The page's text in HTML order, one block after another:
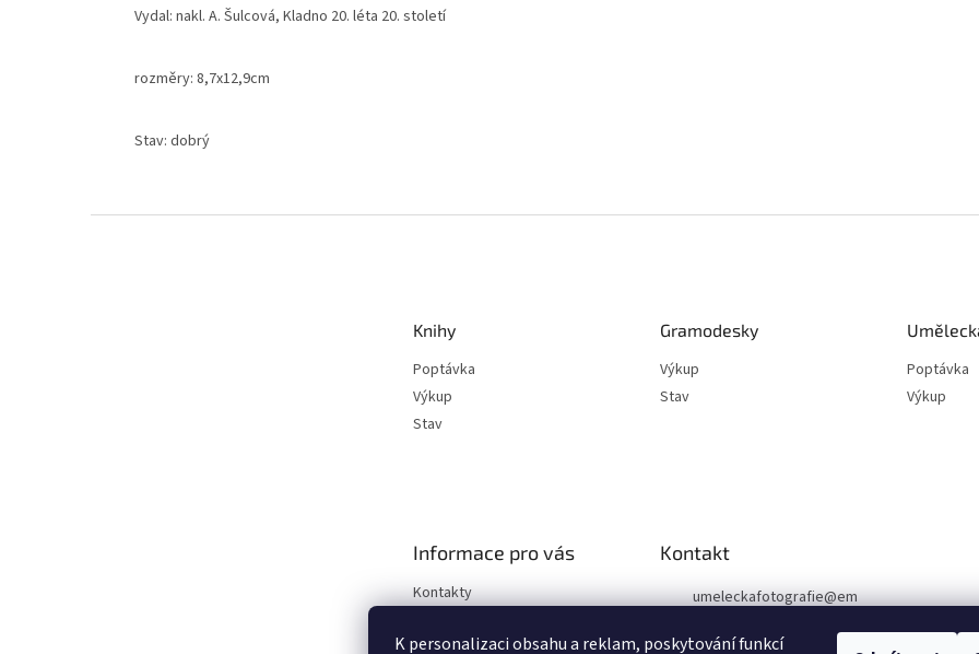
K personalizaci obsahu a reklam, poskytování funkcí
Vydal: nakl. A. Šulcová, Kladno 20. léta 20. století
rozměry: 8,7x12,9cm
Stav: dobrý
Knihy
Poptávka
Výkup
Stav
Gramodesky
Výkup
Stav
Poptávka
Výkup
Informace pro vás
Kontakty
Podmínky ochrany osobních
Kontakt
umeleckafotografie@em